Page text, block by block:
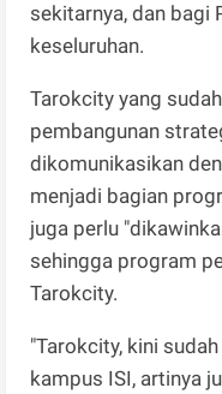
sekitarnya, dan bagi
keseluruhan.
Tarokcity yang
pembangunan
dikomunikasikan
menjadi bagian
juga perlu
sehingga program
Tarokcity.
"Tarokcity, kini
kampus ISI, artinya